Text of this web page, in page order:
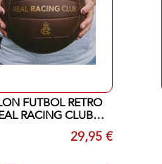
FUTBOL RETRO
RACING CLUB
SANTANDER29,95 €